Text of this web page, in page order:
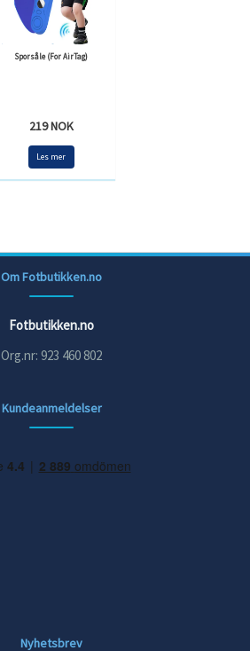
Sporsåle (For AirTag)
219 NOK
Les mer
Om Fotbutikken.no
Fotbutikken.no
Org.nr: 923 460 802
Kundeanmeldelser
Nyhetsbrev